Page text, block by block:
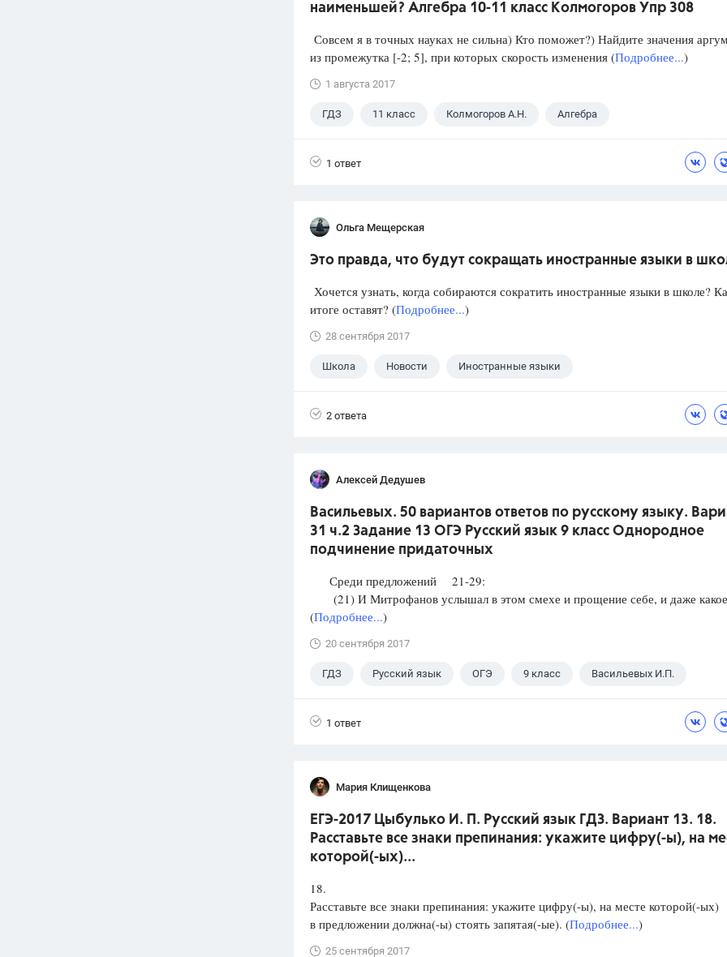
наименьшей? Алгебра 10-11 класс Колмогоров Упр 308
Совсем я в точных науках не сильна) Кто поможет?) Найдите значения
из промежутка [-2; 5], при которых скорость изменения (Подробнее...)
1 августа 2017
ГДЗ 11 класс Колмогоров А.Н. Алгебра
1 ответ
Ольга Мещерская
Это правда, что будут сокращать иностранные языки в
Хочется узнать, когда собираются сократить иностранные языки в школе?
итоге оставят? (Подробнее...)
28 сентября 2017
Школа Новости Иностранные языки
2 ответа
Алексей Дедушев
Васильевых. 50 вариантов ответов по русскому языку.
31 ч.2 Задание 13 ОГЭ Русский язык 9 класс Однородное
подчинение придаточных
Среди предложений 21-29:
(21) И Митрофанов услышал в этом смехе и прощение себе, и даже
(Подробнее...)
20 сентября 2017
ГДЗ Русский язык ОГЭ 9 класс Васильевых И.П.
1 ответ
Мария Клищенкова
ЕГЭ-2017 Цыбулько И. П. Русский язык ГДЗ. Вариант 13. 18.
Расставьте все знаки препинания: укажите цифру(-ы), на
которой(-ых)...
18.
Расставьте все знаки препинания: укажите цифру(-ы), на месте которой(-ых)
в предложении должна(-ы) стоять запятая(-ые). (Подробнее...)
25 сентября 2017